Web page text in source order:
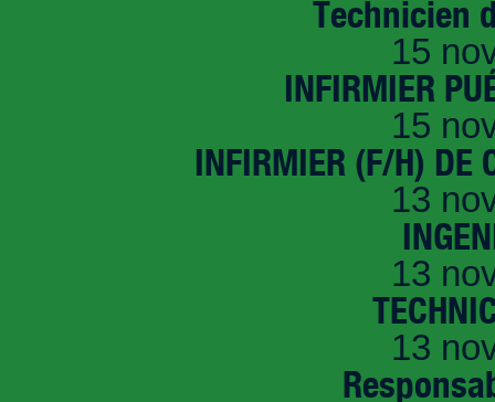
Technicien
15
INFIRMIER
15
INFIRMIER (F/H) DE
13
13
13